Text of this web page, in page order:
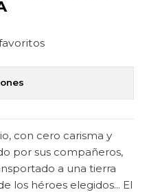
con cero carisma y
por sus compañeros,
a una tierra
los héroes elegidos... El